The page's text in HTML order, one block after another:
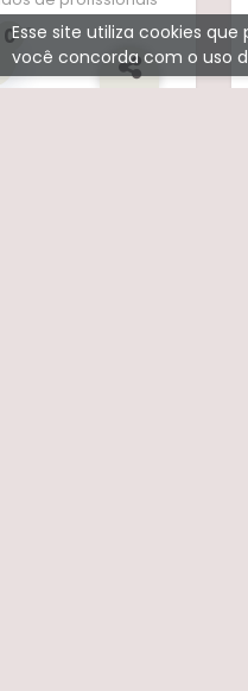
0Esse site utiliza cookies
você concorda com o uso